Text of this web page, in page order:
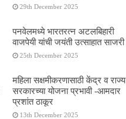
29th December 2025
पनवेलमध्ये भारतरत्न अटलबिहारी
वाजपेयी यांची जयंती उत्साहात साजरी
25th December 2025
महिला सक्षमीकरणासाठी केंद्र व राज्य
सरकारच्या योजना प्रभावी -आमदार
प्रशांत ठाकूर
13th December 2025